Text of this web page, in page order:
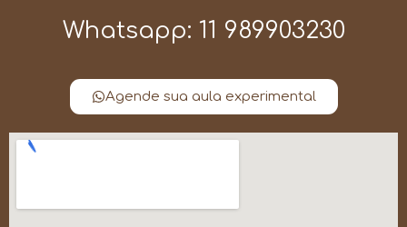
Whatsapp: 11 989903230
Agende sua aula experimental